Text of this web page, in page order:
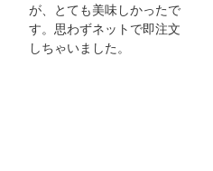
が、とても美味しかったで
す。思わずネットで即注文
しちゃいました。